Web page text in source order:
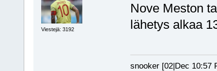
Viestejä: 3192
Nove Meston
lähetys alkaa
snooker [02|Dec 10:57